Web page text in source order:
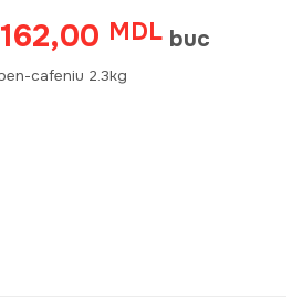
Prețul
inițial
a
162,00 MDLPrețul
curent
buc
cafeniu 2.3kg